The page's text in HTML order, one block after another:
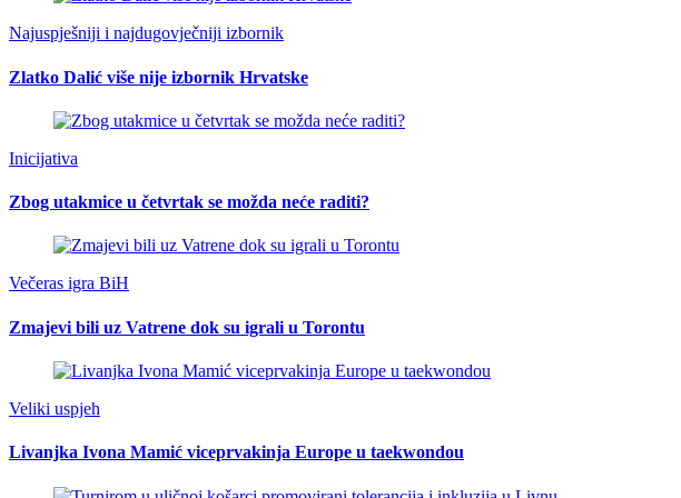
Najuspješniji i najdugovječniji izbornik
Zlatko Dalić više nije izbornik Hrvatske
Inicijativa
Zbog utakmice u četvrtak se možda neće raditi?
Večeras igra BiH
Zmajevi bili uz Vatrene dok su igrali u Torontu
Veliki uspjeh
Livanjka Ivona Mamić viceprvakinja Europe u taekwondou